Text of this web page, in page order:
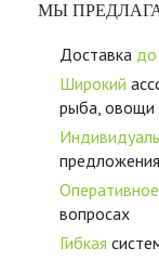
МЫ
Доставка
Широкий
рыба, овощи
предложения
Оперативное
вопросах
Гибкая